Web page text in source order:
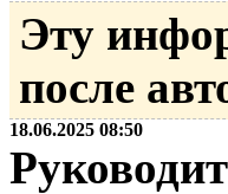
Эту
после
18.06.2025 08:50